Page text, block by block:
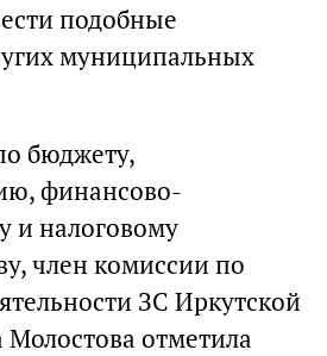
подобные
муниципальных
бюджету,
финансово-
и налоговому
член комиссии по
ЗС Иркутской
Молостова отметила